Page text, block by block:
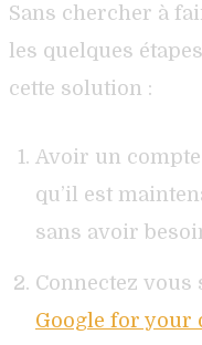
Sans chercher à
les quelques
cette solution :
Avoir un
qu’il est
sans avoir
Connectez
Google for your